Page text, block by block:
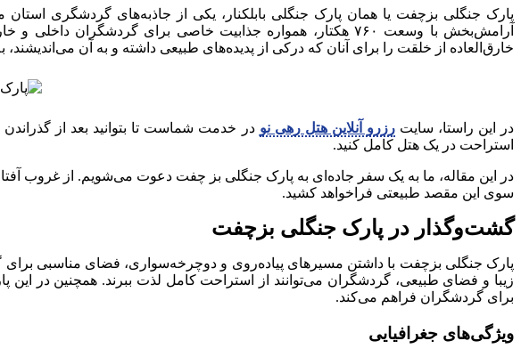
پارک جنگلی بزچفت یا همان پارک جنگلی بابلکنار، یکی از جاذبه‌های گردشگری
آرامش‌بخش با وسعت ۷۶۰ هکتار، همواره جذابیت خاصی برای
خارق‌العاده از خلقت را برای آنان که درکی از پدیده‌های طبیعی داشته و به آن می‌اندیشند،
در این راستا، سایترزرو آنلاین هتل رهی نو در خدمت شماست تا بتوانید بعد از
استراحت در یک هتل کامل کنید.
در این مقاله، ما به یک سفر جاده‌ای به پارک جنگلی بز چفت دعوت می‌شویم. از غروب
سوی این مقصد طبیعتی فراخواهد کشید.
گشت‌وگذار در پارک جنگلی بزچفت
پارک جنگلی بزچفت با داشتن مسیرهای پیاده‌روی و دوچرخه‌سواری، فضای مناسبی
زیبا و فضای طبیعی، گردشگران می‌توانند از استراحت کامل لذت ببرند. همچنین در این
برای گردشگران فراهم می‌کند.
ویژگی‌های جغرافیایی